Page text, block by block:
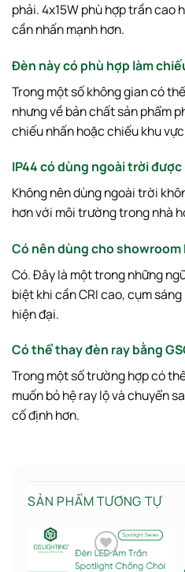
phải. 4x15W phù hợp trần cao
cần nhấn mạnh hơn.
Đèn này có phù hợp làm
Trong một số không gian có
nhưng về bản chất sản phẩm
chiếu nhấn hoặc chiếu khu
IP44 có dùng ngoài trời
Không nên dùng ngoài trời
hơn với môi trường trong nhà
Có nên dùng cho showroom
Có. Đây là một trong những
biệt khi cần CRI cao, cụm
hiện đại.
Có thể thay đèn ray bằng
Trong một số trường hợp có
muốn bỏ hệ ray lộ và chuyển
cố định hơn.
SẢN PHẨM TƯƠNG TỰ